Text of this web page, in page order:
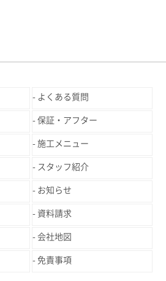
よくある質問
保証・アフター
施工メニュー
スタッフ紹介
お知らせ
資料請求
会社地図
免責事項